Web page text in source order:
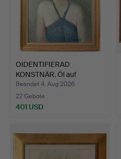
OIDENTIFIERAD
KONSTNÄR. Öl auf
Leinwand, s…
Beendet 4. Aug 2026
22 Gebote
401 USD